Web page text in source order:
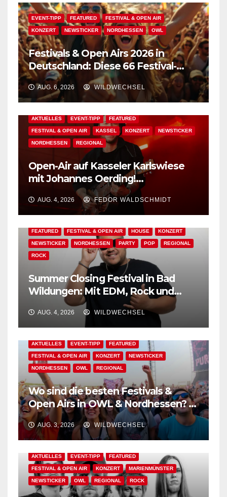
EVENT-TIPP FEATURED FESTIVAL & OPEN AIR
KONZERT NEWSTICKER NORDHESSEN OWL
Festivals & Open Airs 2026 in
Deutschland: Diese 66 Festival-
Events warten auf Dich!
AUG. 6, 2026 WILDWECHSEL
AKTUELLES EVENT-TIPP FEATURED
FESTIVAL & OPEN AIR KASSEL KONZERT NEWSTICKER
NORDHESSEN REGIONAL
Open-Air auf Kasseler Karlswiese
mit Johannes Oerding!
Zusatzkontingent an Tickets
erhältlich!
AUG. 4, 2026 FEDOR WALDSCHMIDT
FEATURED FESTIVAL & OPEN AIR HOUSE KONZERT
NEWSTICKER NORDHESSEN PARTY POP REGIONAL
ROCK
Summer Closing Festival in Bad
Wildungen: Mit EDM, Rock und
Festivalflair klingt der Sommer aus!
AUG. 4, 2026 WILDWECHSEL
AKTUELLES EVENT-TIPP FEATURED
FESTIVAL & OPEN AIR KONZERT NEWSTICKER
NORDHESSEN OWL REGIONAL
Wo sind die besten Festivals &
Open Airs in OWL & Nordhessen? –
Der Ww-Festival-Planer!
AUG. 3, 2026 WILDWECHSEL
AKTUELLES EVENT-TIPP FEATURED
FESTIVAL & OPEN AIR KONZERT MARIENMÜNSTER
NEWSTICKER OWL REGIONAL ROCK